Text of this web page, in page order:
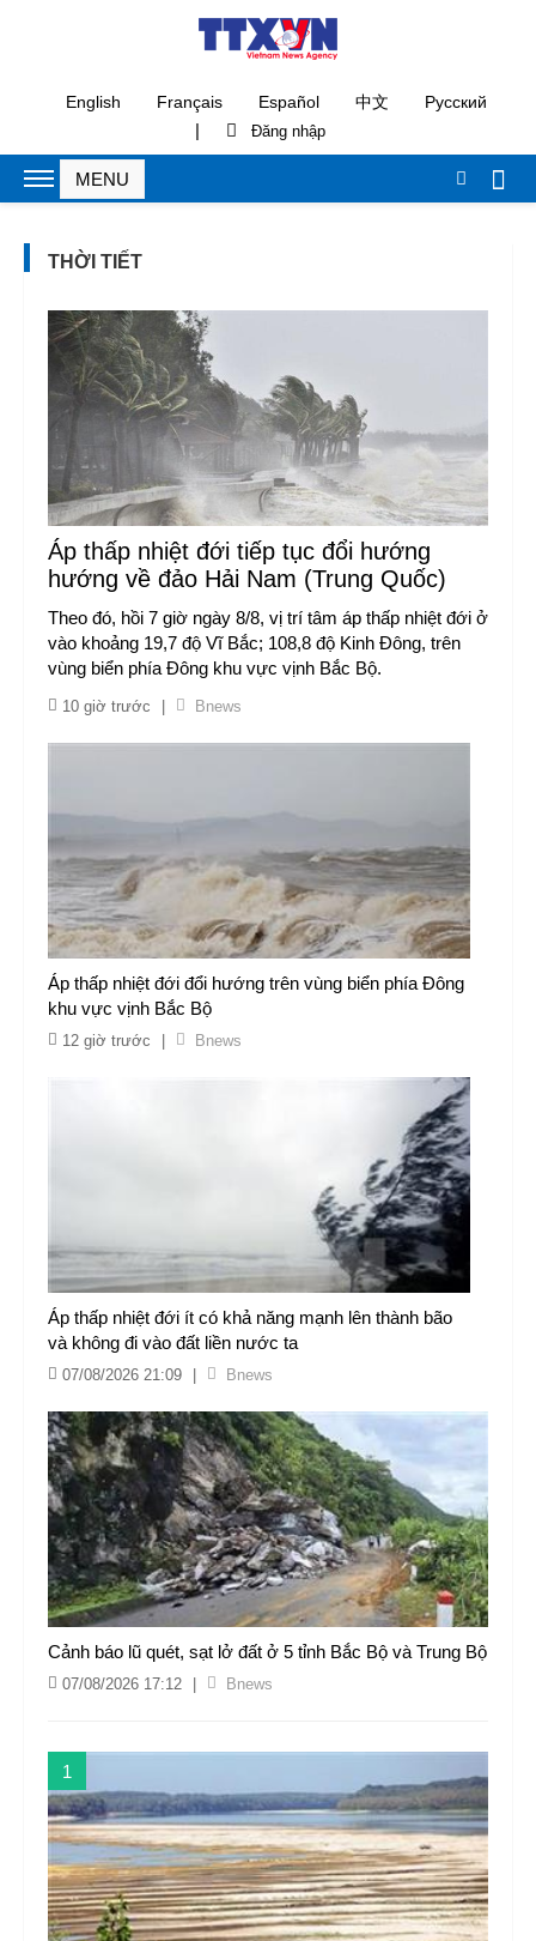
English Français Español 中文 Русский
|
THỜI TIẾT
Áp thấp nhiệt đới tiếp tục đổi hướng
hướng về đảo Hải Nam (Trung Quốc)
Theo đó, hồi 7 giờ ngày 8/8, vị trí tâm áp thấp nhiệt đới ở
vào khoảng 19,7 độ Vĩ Bắc; 108,8 độ Kinh Đông, trên
vùng biển phía Đông khu vực vịnh Bắc Bộ.
10 giờ trước Bnews
Áp thấp nhiệt đới đổi hướng trên vùng biển phía Đông
khu vực vịnh Bắc Bộ
12 giờ trước Bnews
Áp thấp nhiệt đới ít có khả năng mạnh lên thành bão
và không đi vào đất liền nước ta
07/08/2026 21:09 Bnews
Cảnh báo lũ quét, sạt lở đất ở 5 tỉnh Bắc Bộ và Trung Bộ
07/08/2026 17:12 Bnews
1